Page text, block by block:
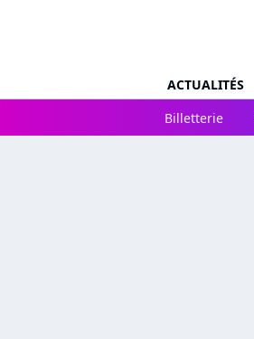
ACTUALITÉS
Billetterie